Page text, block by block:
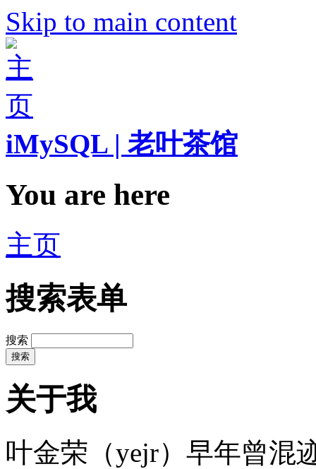
Skip to main content
iMySQL | 老叶茶馆
You are here
主页
搜索表单
搜索
关于我
叶金荣（yejr）早年曾混